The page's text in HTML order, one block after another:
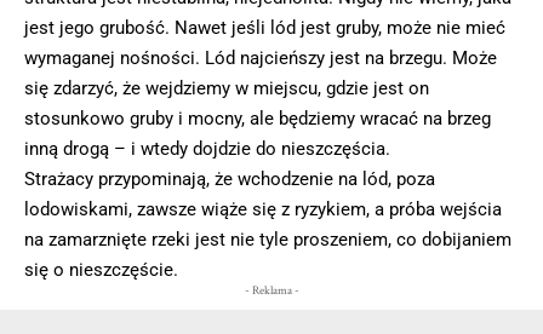
jest jego grubość. Nawet jeśli lód jest gruby, może nie mieć
wymaganej nośności. Lód najcieńszy jest na brzegu. Może
się zdarzyć, że wejdziemy w miejscu, gdzie jest on
stosunkowo gruby i mocny, ale będziemy wracać na brzeg
inną drogą – i wtedy dojdzie do nieszczęścia.
Strażacy przypominają, że wchodzenie na lód, poza
lodowiskami, zawsze wiąże się z ryzykiem, a próba wejścia
na zamarznięte rzeki jest nie tyle proszeniem, co dobijaniem
się o nieszczęście.
- Reklama -